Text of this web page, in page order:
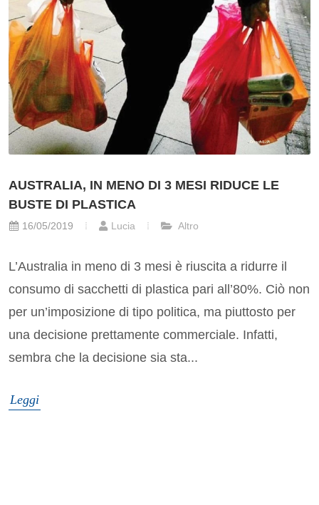
AUSTRALIA, IN MENO DI 3 MESI RIDUCE LE
BUSTE DI PLASTICA
16/05/2019 Lucia Altro
L’Australia in meno di 3 mesi è riuscita a ridurre il
consumo di sacchetti di plastica pari all’80%. Ciò non
per un’imposizione di tipo politica, ma piuttosto per
una decisione prettamente commerciale. Infatti,
sembra che la decisione sia sta...
Leggi